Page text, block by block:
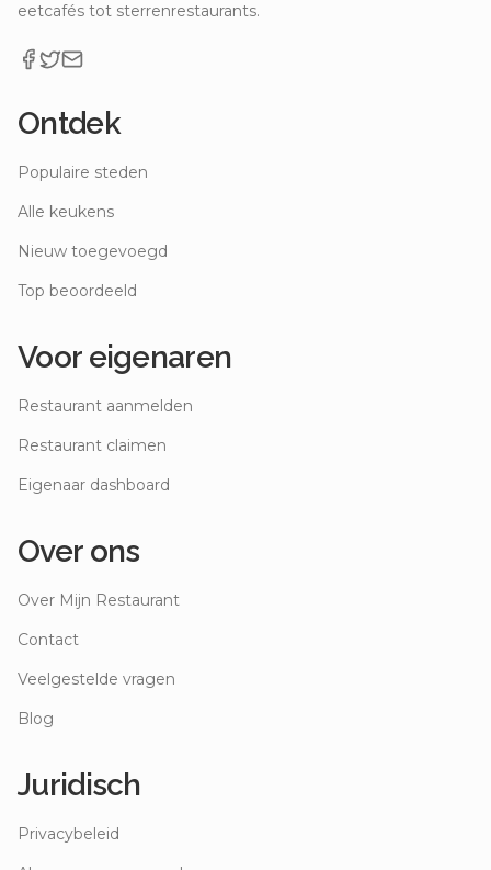
eetcafés tot sterrenrestaurants.
Ontdek
Populaire steden
Alle keukens
Nieuw toegevoegd
Top beoordeeld
Voor eigenaren
Restaurant aanmelden
Restaurant claimen
Eigenaar dashboard
Over ons
Over Mijn Restaurant
Contact
Veelgestelde vragen
Blog
Juridisch
Privacybeleid